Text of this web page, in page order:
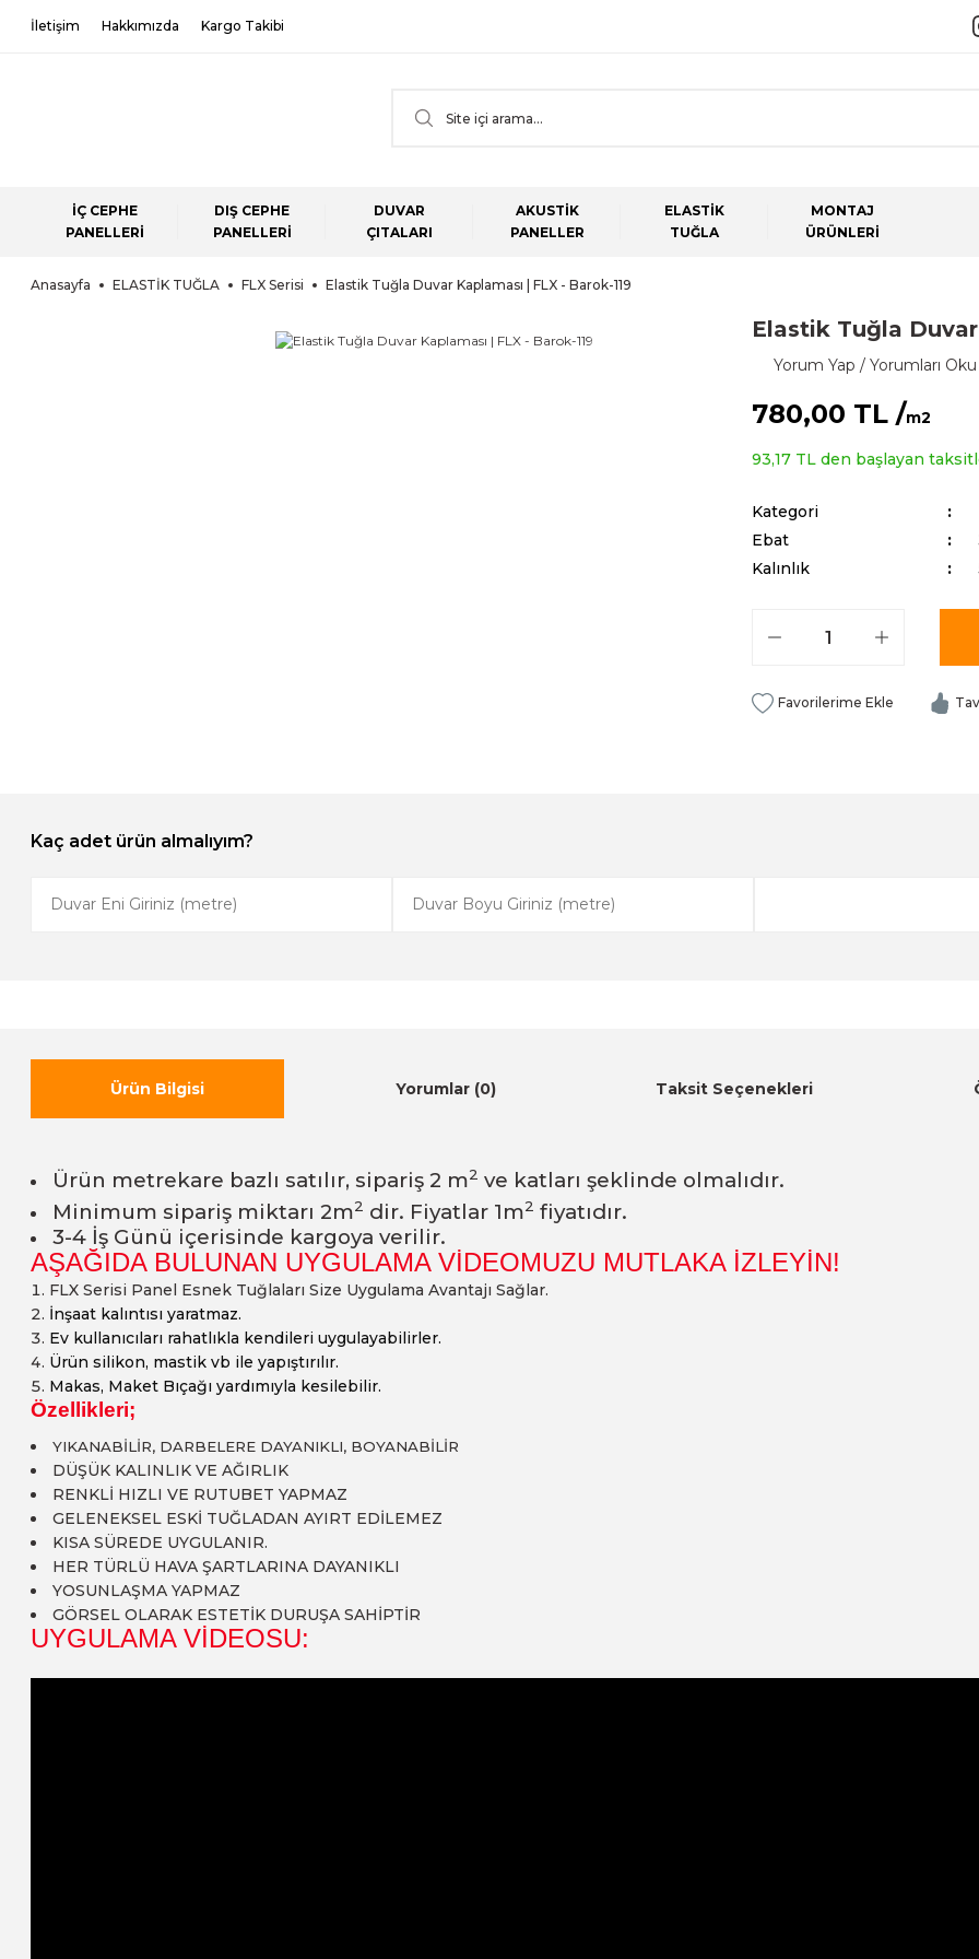
İletişim Hakkımızda Kargo Takibi
İÇ CEPHE
PANELLERİ
DIŞ CEPHE
PANELLERİ
DUVAR
ÇITALARI
AKUSTİK
PANELLER
ELASTİK
TUĞLA
MONTAJ
ÜRÜNLERİ
Anasayfa ELASTİK TUĞLA FLX Serisi Elastik Tuğla Duvar Kaplaması | FLX - Barok-119
Elastik Tuğla
Yorum Yap / Yorumları Oku
780,00 TL /m2
93,17 TL den başlayan
Kategori
Ebat
Kalınlık
Kaç adet ürün almalıyım?
Ürün Bilgisi Yorumlar (0) Taksit Seçenekleri
Ürün metrekare bazlı satılır, sipariş 2 m2 ve katları şeklinde olmalıdır.
Minimum sipariş miktarı 2m2 dir. Fiyatlar 1m2 fiyatıdır.
3-4 İş Günü içerisinde kargoya verilir.
AŞAĞIDA BULUNAN UYGULAMA VİDEOMUZU MUTLAKA İZLEYİN!
FLX Serisi Panel Esnek Tuğlaları Size Uygulama Avantajı Sağlar.
İnşaat kalıntısı yaratmaz.
Ev kullanıcıları rahatlıkla kendileri uygulayabilirler.
Ürün silikon, mastik vb ile yapıştırılır.
Makas, Maket Bıçağı yardımıyla kesilebilir.
Özellikleri;
YIKANABİLİR, DARBELERE DAYANIKLI, BOYANABİLİR
DÜŞÜK KALINLIK VE AĞIRLIK
RENKLİ HIZLI VE RUTUBET YAPMAZ
GELENEKSEL ESKİ TUĞLADAN AYIRT EDİLEMEZ
KISA SÜREDE UYGULANIR.
HER TÜRLÜ HAVA ŞARTLARINA DAYANIKLI
YOSUNLAŞMA YAPMAZ
GÖRSEL OLARAK ESTETİK DURUŞA SAHİPTİR
UYGULAMA VİDEOSU: